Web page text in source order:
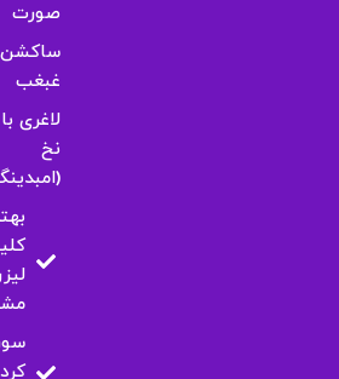
صورت
ساکشن
غبغب
لاغری با
نخ